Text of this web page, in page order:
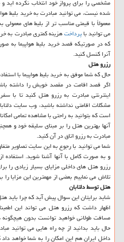
مشخصی را برای پرواز خود انتخاب نكرده
شده نیست، می توانید مبادرت به خرید بلیط
معمولاً با قیمتی مناسب تر از بلیط های معمولی
می توانید باپرداختهزینه كمتری مبادرت به
كه در صورتیكه قصد خرید بلیط هواپیما به
آنرا كنسل كنید.
رزرو هتل
حال كه شما موفق به خرید بلیط هواپیما با
اگر قصد اقامت در مقصد خویش را داشته
اینترنتی مبادرت به رزرو هتل كنید تا با
مشكلات اقامتی نداشته باشید، وب سایت
است كه بتوانید به راحتی با مشاهده تمامی
آنها بهترین هتل را بر مبنای سلیقه خود و
مبادرت به رزرو اتاق در آن كنید.
شما می توانید با رجوع به این سایت تصاویر
و به صورت كامل با آنها آشنا شوید. استفاده
رزرو هتل های داخلی مزایای بسیار زیادی را
تلاش می نماییم بعضی از مهمترین این مزایا را
هتل توسط دلتابان
شاید برایتان این سوال پیش آید كه چرا باید
اظهار داشت كه رزرو هتل می تواند این
مسافت طولانی خواهید توانست بدون
حال باید بدانید از چه راه هایی می توانید
داخل ایران هم این امكان را به شما خواهد